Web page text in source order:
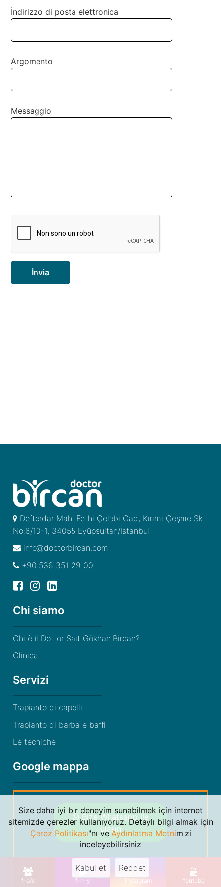
İndirizzo di posta elettronica
Argomento
Messaggio
Size daha iyi bir deneyim sunabilmek için internet
sitemizde çerezler kullanıyoruz. Detaylı bilgi almak için
Çerez Politikası"nı veAydınlatma Metnimizi
inceleyebilirsiniz
Kabul et Reddet
Defterdar Mah. Fethi Çelebi Cad, Kırımi Çeşme Sk.
No:6/10-1, 34055 Eyüpsultan/İstanbul
info@doctorbircan.com
+90 536 351 29 00
Chi siamo
Chi è il Dottor Sait Gökhan Bircan?
Clinica
Servizi
Trapianto di capelli
Trapianto di barba e baffi
Le tecniche
Google mappa
© 2021 Dr. Gökhan Bircan. ByMarkon Bilişim
Bize Whatsapp ile
ulaşın
f-o/s f-h-y Instagram Youtube